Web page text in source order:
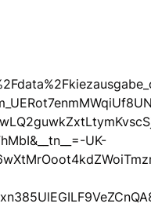
UK-